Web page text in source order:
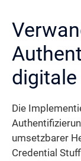
Die
umsetzbarer
Credential